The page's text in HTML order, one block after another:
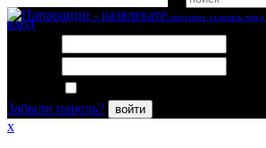
вход
Забыли пароль?
войти
x